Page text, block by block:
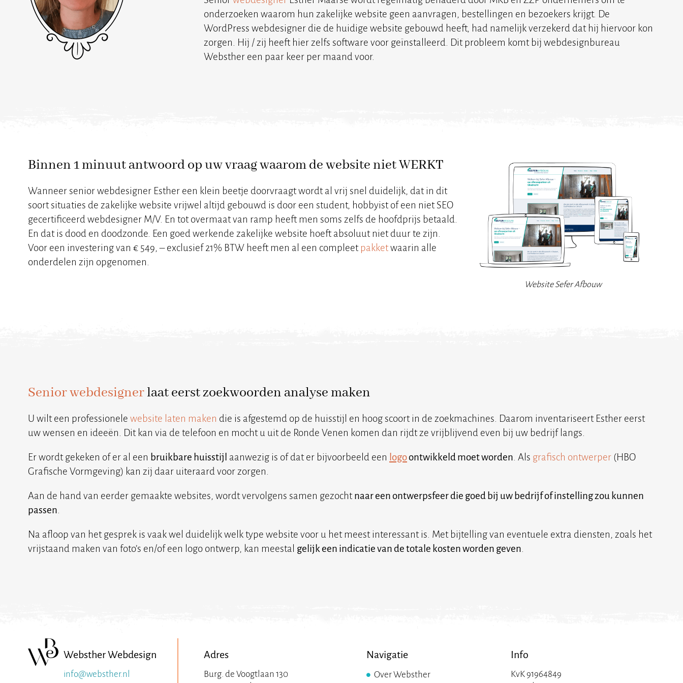
onderzoeken waarom hun zakelijke website geen aanvragen, bestellingen en bezoekers krijgt. De
WordPress webdesigner die de huidige website gebouwd heeft, had namelijk verzekerd dat hij hiervoor kon
zorgen. Hij / zij heeft hier zelfs software voor geïnstalleerd. Dit probleem komt bij webdesignbureau
Websther een paar keer per maand voor.
Binnen 1 minuut antwoord op uw vraag waarom de website niet WERKT
Wanneer senior webdesigner Esther een klein beetje doorvraagt wordt al vrij snel duidelijk, dat in dit
soort situaties de zakelijke website vrijwel altijd gebouwd is door een student, hobbyist of een niet SEO
gecertificeerd webdesigner M/V. En tot overmaat van ramp heeft men soms zelfs de hoofdprijs betaald.
En dat is dood en doodzonde. Een goed werkende zakelijke website hoeft absoluut niet duur te zijn.
Voor een investering van € 549, – exclusief 21% BTW heeft men al een compleet pakketwaarin alle
onderdelen zijn opgenomen.
Website Sefer Afbouw
Senior webdesignerlaat eerst zoekwoorden analyse maken
U wilt een professionele website laten maken die is afgestemd op de huisstijl en hoog scoort in de zoekmachines. Daarom inventariseert Esther eerst
uw wensen en ideeën. Dit kan via de telefoon en mocht u uit de Ronde Venen komen dan rijdt ze vrijblijvend even bij uw bedrijf langs.
Er wordt gekeken of er al een bruikbare huisstijl aanwezig is of dat er bijvoorbeeld een logoontwikkeld moet worden . Als grafisch ontwerper(HBO
Grafische Vormgeving) kan zij daar uiteraard voor zorgen.
Aan de hand van eerder gemaakte websites, wordt vervolgens samen gezochtnaar een ontwerpsfeer die goed bij uw bedrijf of instelling zou kunnen
passen
Na afloop van het gesprek is vaak wel duidelijk welk type website voor u het meest interessant is. Met bijtelling van eventuele extra diensten, zoals het
vrijstaand maken van foto’s en/of een logo ontwerp, kan meestal gelijk een indicatie van de totale kosten worden geven
Websther Webdesign
info@websther.nl
Adres
Burg. de Voogtlaan 130
Navigatie
Over Websther
Info
KvK 91964849